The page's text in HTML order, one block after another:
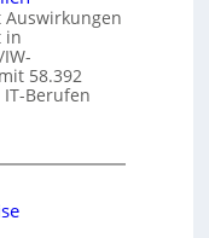
Auswirkungen
in
58.392
Berufen